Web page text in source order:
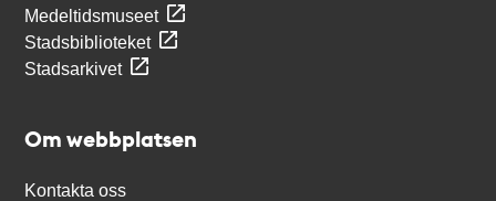
Medeltidsmuseet
Stadsbiblioteket
Stadsarkivet
Om webbplatsen
Kontakta oss